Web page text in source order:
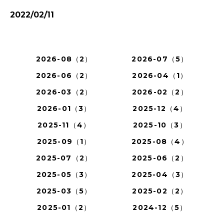
2022/02/11
2026-08（2）
2026-07（5）
2026-06（2）
2026-04（1）
2026-03（2）
2026-02（2）
2026-01（3）
2025-12（4）
2025-11（4）
2025-10（3）
2025-09（1）
2025-08（4）
2025-07（2）
2025-06（2）
2025-05（3）
2025-04（3）
2025-03（5）
2025-02（2）
2025-01（2）
2024-12（5）